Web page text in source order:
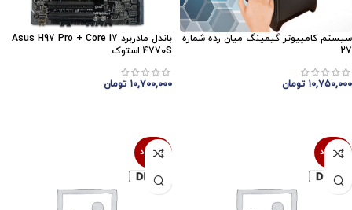
سیستم کامپیوتر گیمینگ میان رده شماره
27
۱۰,۷۵۰,۰۰۰ تومان
باندل مادربرد Asus H97 Pro + Core i7
4770S استوک
۱۰,۷۰۰,۰۰۰ تومان
ناموجود ناموجود